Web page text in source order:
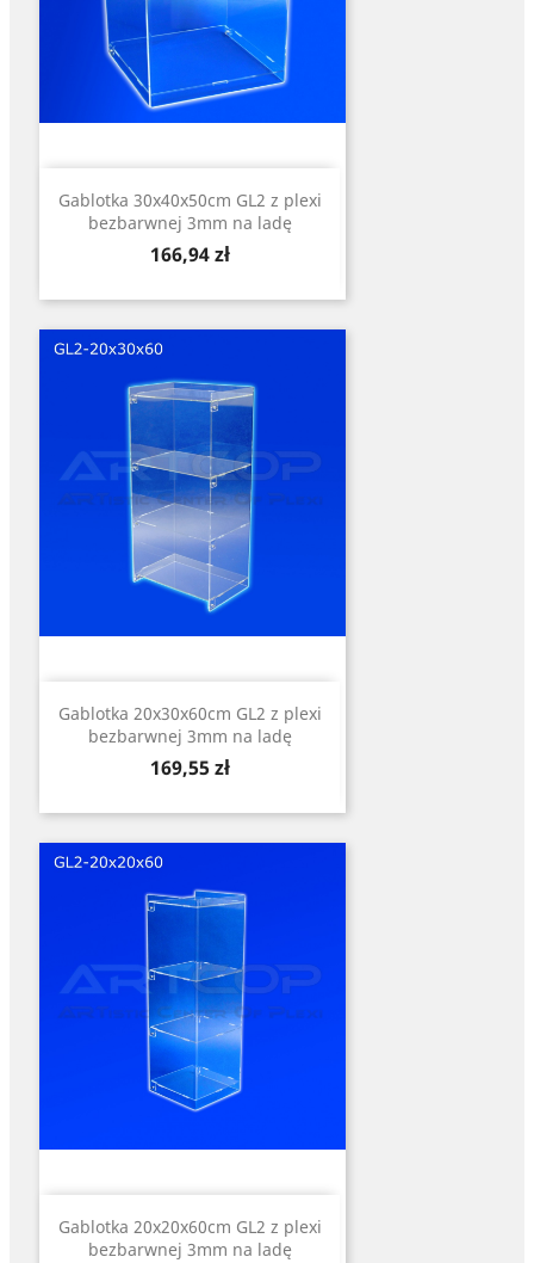
Gablotka 30x40x50cm GL2 z plexi
bezbarwnej 3mm na ladę
Cena
166,94 zł
Gablotka 20x30x60cm GL2 z plexi
bezbarwnej 3mm na ladę
Cena
169,55 zł
Gablotka 20x20x60cm GL2 z plexi
bezbarwnej 3mm na ladę